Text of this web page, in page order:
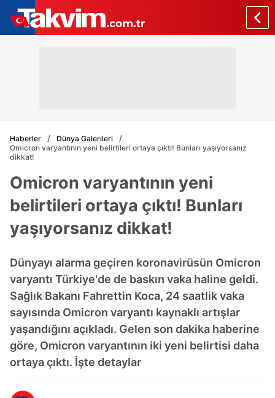
Haberler
Dünya Galerileri
Omicron varyantının yeni belirtileri ortaya çıktı! Bunları yaşıyorsanız
dikkat!
Omicron varyantının yeni
belirtileri ortaya çıktı! Bunları
yaşıyorsanız dikkat!
Dünyayı alarma geçiren koronavirüsün Omicron
varyantı Türkiye'de de baskın vaka haline geldi.
Sağlık Bakanı Fahrettin Koca, 24 saatlik vaka
sayısında Omicron varyantı kaynaklı artışlar
yaşandığını açıkladı. Gelen son dakika haberine
göre, Omicron varyantının iki yeni belirtisi daha
ortaya çıktı. İşte detaylar